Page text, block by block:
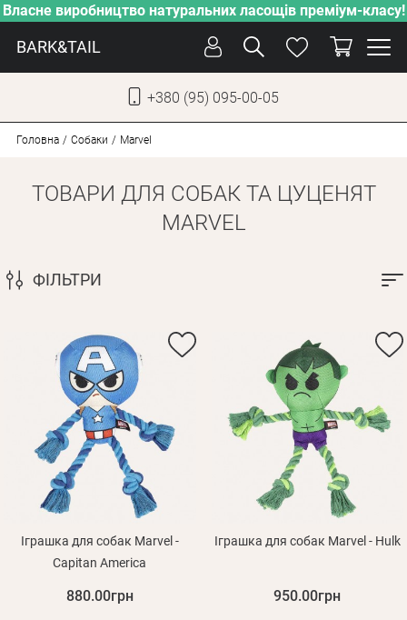
Власне виробництво натуральних ласощів преміум-класу!
BARK&TAIL
+380 (95) 095-00-05
ДОГЛЯД
ПІКЛУВАННЯ
АКЦІЇ
Оплата і доставка
Програма лояльності
Оптовим клієнтам
Контакти
Головна Собаки Marvel
ТОВАРИ ДЛЯ СОБАК ТА ЦУЦЕНЯТ
MARVEL
ФІЛЬТРИ
Іграшка для собак Marvel -
Capitan America
880.00грн
Іграшка для собак Marvel - Hulk
950.00грн